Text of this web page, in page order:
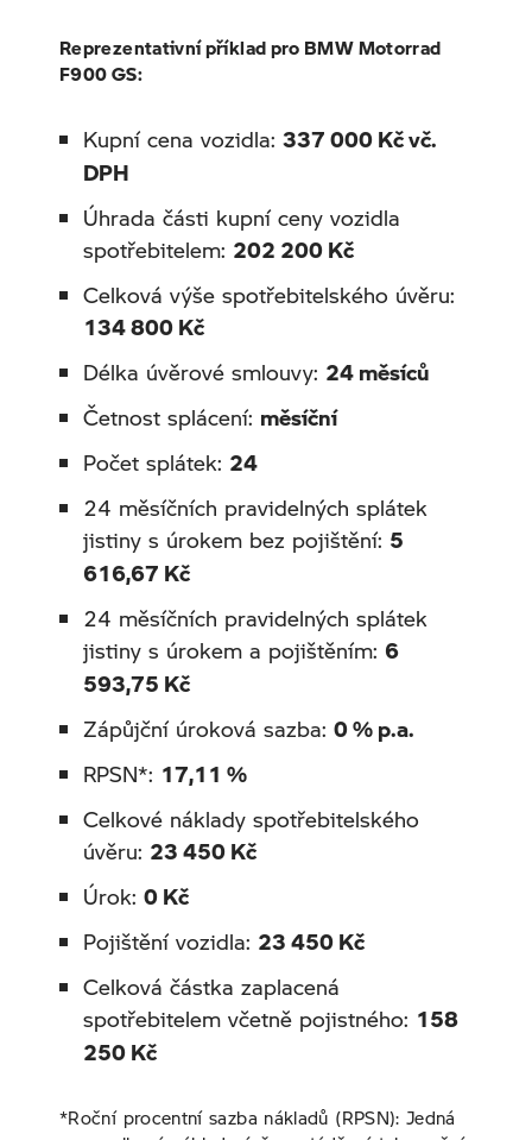
Reprezentativní příklad pro BMW Motorrad
F900 GS:
Kupní cena vozidla: 337 000 Kč vč.
DPH
Úhrada části kupní ceny vozidla
spotřebitelem: 202 200 Kč
Celková výše spotřebitelského úvěru:
134 800 Kč
Délka úvěrové smlouvy: 24 měsíců
Četnost splácení: měsíční
Počet splátek: 24
24 měsíčních pravidelných splátek
jistiny s úrokem bez pojištění: 5
616,67 Kč
24 měsíčních pravidelných splátek
jistiny s úrokem a pojištěním: 6
593,75 Kč
Zápůjční úroková sazba: 0 % p.a.
RPSN*: 17,11 %
Celkové náklady spotřebitelského
úvěru: 23 450 Kč
Úrok: 0 Kč
Pojištění vozidla: 23 450 Kč
Celková částka zaplacená
spotřebitelem včetně pojistného: 158
250 Kč
*Roční procentní sazba nákladů (RPSN): Jedná